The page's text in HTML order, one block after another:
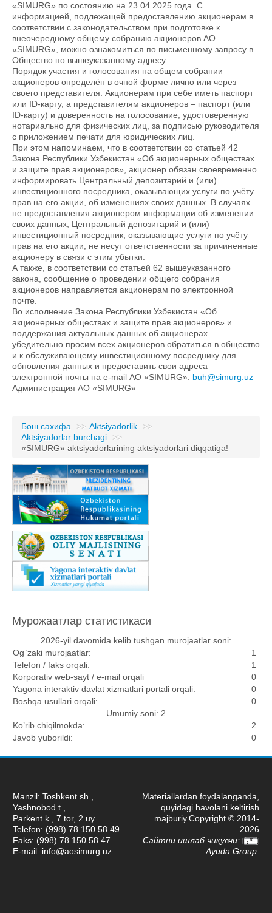
«SIMURG» по состоянию на 23.04.2025 года. С
информацией, подлежащей предоставлению акционерам в
соответствии с законодательством при подготовке к
внеочередному общему собранию акционеров АО
«SIMURG», можно ознакомиться по письменному запросу в
Общество по вышеуказанному адресу.
Порядок участия и голосования на общем собрании
акционеров определён в очной форме лично или через
своего представителя. Акционерам при себе иметь паспорт
или ID-карту, а представителям акционеров – паспорт (или
ID-карту) и доверенность на голосование, удостоверенную
нотариально для физических лиц, за подписью руководителя
с приложением печати для юридических лиц.
При этом напоминаем, что в соответствии со статьей 42
Закона Республики Узбекистан «Об акционерных обществах
и защите прав акционеров», акционер обязан своевременно
информировать Центральный депозитарий и (или)
инвестиционного посредника, оказывающих услуги по учёту
прав на его акции, об изменениях своих данных. В случаях
не предоставления акционером информации об изменении
своих данных, Центральный депозитарий и (или)
инвестиционный посредник, оказывающие услуги по учёту
прав на его акции, не несут ответственности за причиненные
акционеру в связи с этим убытки.
А также, в соответствии со статьей 62 вышеуказанного
закона, сообщение о проведении общего собрания
акционеров направляется акционерам по электронной
почте.
Во исполнение Закона Республики Узбекистан «Об
акционерных обществах и защите прав акционеров» и
поддержания актуальных данных об акционерах
убедительно просим всех акционеров обратиться в общество
и к обслуживающему инвестиционному посреднику для
обновления данных и предоставить свои адреса
электронной почты на e-mail АО «SIMURG»: buh@simurg.uz
Администрация АО «SIMURG»
Бош сахифа >> Aktsiyadorlik
>>
Aktsiyadorlar burchagi
>>
«SIMURG» aktsiyadorlarining aktsiyadorlari diqqatiga!
Мурожаатлар статистикаси
2026-yil davomida kelib tushgan murojaatlar soni:
Og`zaki murojaatlar:
1
Telefon / faks orqali:
1
Korporativ web-sayt / e-mail orqali
0
Yagona interaktiv davlat xizmatlari portali orqali:
0
Boshqa usullari orqali:
0
Umumiy soni: 2
Ko’rib chiqilmokda:
2
Javob yuborildi:
0
Manzil: Toshkent sh.,
Yashnobod t.,
Parkent k., 7 tor, 2 uy
Telefon: (998) 78 150 58 49
Faks: (998) 78 150 58 47
E-mail: info@aosimurg.uz
Materiallardan foydalanganda,
quyidagi havolani keltirish
majburiy.Copyright © 2014-
2026
Сайтни ишлаб чиқувчи:
Ayuda Group